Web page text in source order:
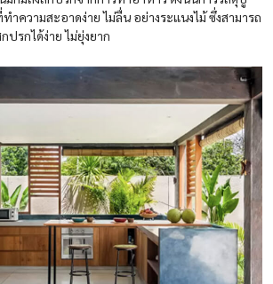
ำความสะอาดง่าย ไม่ลื่น อย่างระแนงไม้ ซึ่งสามารถ
ปรกได้ง่าย ไม่ยุ่งยาก